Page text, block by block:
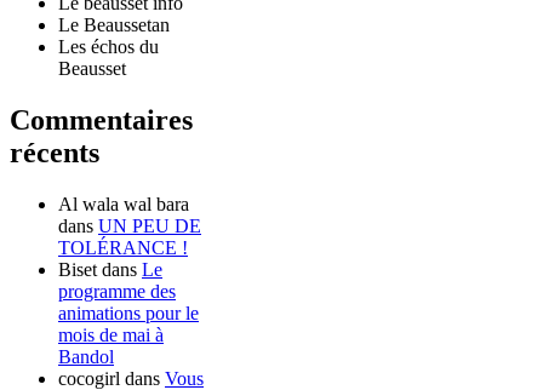
Le Beaussetan
Les échos du
Beausset
Commentaires
récents
Al wala wal bara
dans UN PEU DE
TOLÉRANCE !
Biset dans Le
programme des
animations pour le
mois de mai à
Bandol
cocogirl dans Vous